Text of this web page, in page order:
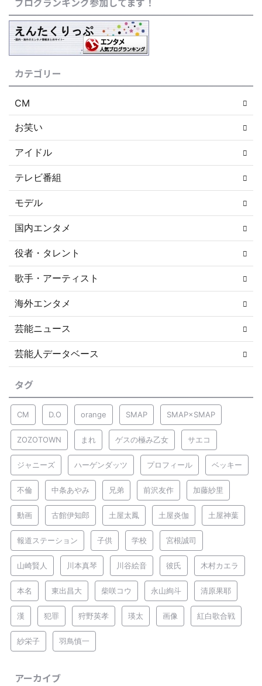
カテゴリー
CM
お笑い
アイドル
テレビ番組
モデル
国内エンタメ
役者・タレント
歌手・アーティスト
海外エンタメ
芸能ニュース
芸能人データベース
タグ
CM D.O orange SMAP SMAP×SMAP
ZOZOTOWN まれ ゲスの極み乙女 サエコ
ジャニーズ ハーゲンダッツ プロフィール ベッキー
不倫 中条あやみ 兄弟 前沢友作 加藤紗里
動画 古館伊知郎 土屋太鳳 土屋炎伽 土屋神葉
報道ステーション 子供 学校 宮根誠司
山崎賢人 川本真琴 川谷絵音 彼氏 木村カエラ
本名 東出昌大 柴咲コウ 永山絢斗 清原果耶
漢 犯罪 狩野英孝 瑛太 画像 紅白歌合戦
紗栄子 羽鳥慎一
アーカイブ